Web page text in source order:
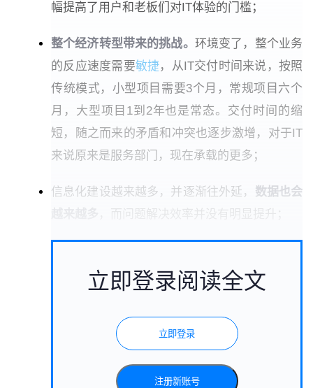
幅提高了用户和老板们对IT体验的门槛；
整个经济转型带来的挑战。 环境变了，整个业务
的反应速度需要敏捷，从IT交付时间来说，按照
传统模式，小型项目需要3个月，常规项目六个
月，大型项目1到2年也是常态。交付时间的缩
短，随之而来的矛盾和冲突也逐步激增，对于IT
来说原来是服务部门，现在承载的更多；
信息化建设越来越多，并逐渐往外延， 数据也会
立即登录阅读全文
立即登录
注册新账号